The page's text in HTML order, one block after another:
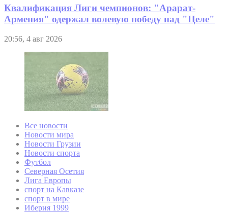
Квалификация Лиги чемпионов: "Арарат-
Армения" одержал волевую победу над "Целе"
20:56, 4 авг 2026
Все новости
Новости мира
Новости Грузии
Новости спорта
Футбол
Северная Осетия
Лига Европы
спорт на Кавказе
спорт в мире
Иберия 1999